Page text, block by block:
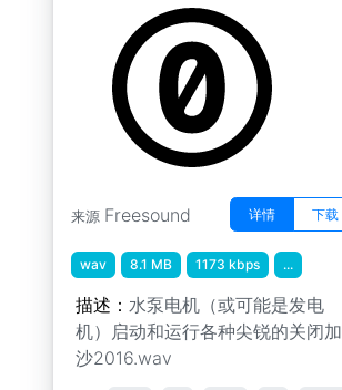
来源 Freesound 详情 下载
wav 8.1 MB 1173 kbps ...
描述： 水泵电机（或可能是发电
机）启动和运行各种尖锐的关闭加
沙2016.wav